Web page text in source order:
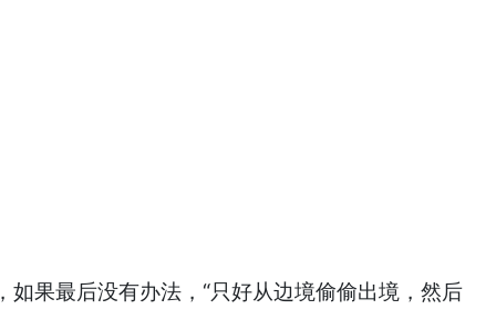
果最后没有办法，“只好从边境偷偷出境，然后